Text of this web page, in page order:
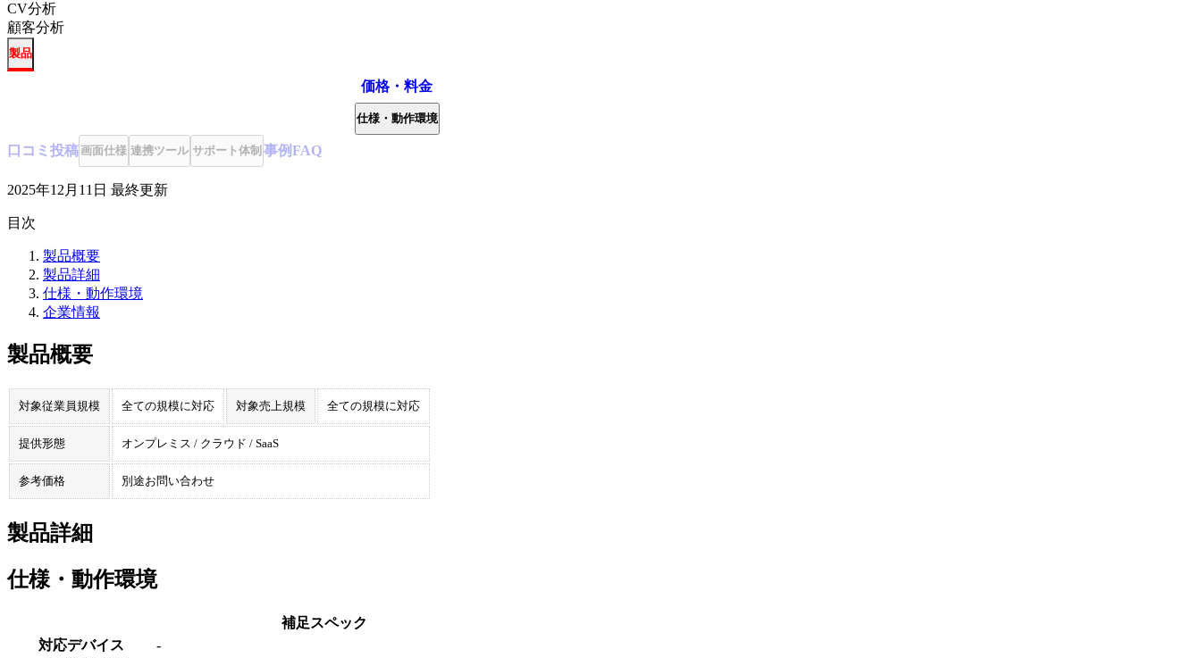
CV分析
顧客分析
製品
価格・料金
仕様・動作環境
口コミ 投稿画面仕様 連携ツール サポート体制 事例FAQ
2025年12月11日 最終更新
目次
製品概要
製品詳細
仕様・動作環境
企業情報
製品概要
対象従業員規模 全ての規模に対応 対象売上規模 全ての規模に対応
提供形態 オンプレミス / クラウド / SaaS
参考価格 別途お問い合わせ
製品詳細
仕様・動作環境
補足スペック
対応デバイス
-